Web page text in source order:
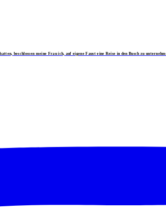
beschlossen meine Frau ich, auf eigene Faust eine Reise in den Busch zu